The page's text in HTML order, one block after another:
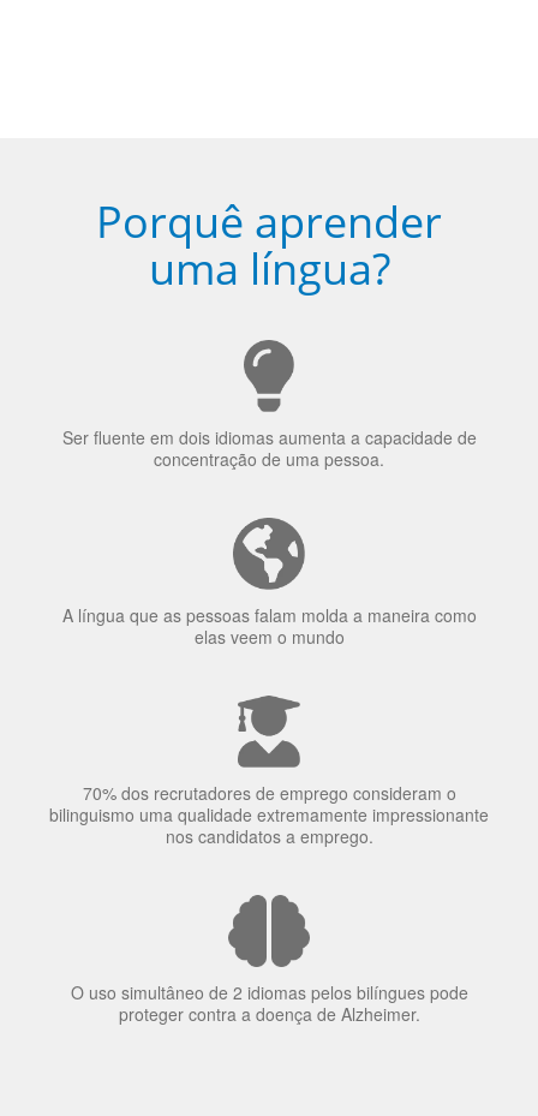
Porquê aprender
uma língua?
Ser fluente em dois idiomas aumenta a capacidade de
concentração de uma pessoa.
A língua que as pessoas falam molda a maneira como
elas veem o mundo
70% dos recrutadores de emprego consideram o
bilinguismo uma qualidade extremamente impressionante
nos candidatos a emprego.
O uso simultâneo de 2 idiomas pelos bilíngues pode
proteger contra a doença de Alzheimer.